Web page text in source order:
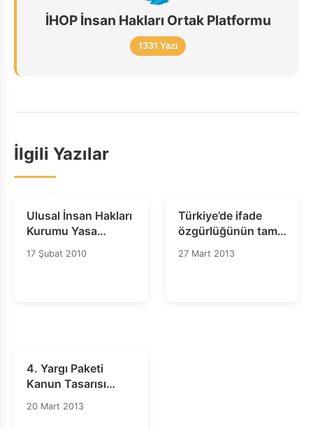
İHOP İnsan Hakları Ortak Platformu
1331 Yazı
İlgili Yazılar
Ulusal İnsan Hakları
Kurumu Yasa
Tasarısı Hakkındaki
Ortak Görüş
17 Şubat 2010
Türkiye’de ifade
özgürlüğünün tam
zamanı
27 Mart 2013
4. Yargı Paketi
Kanun Tasarısı
üzerine İHD'nin
20 Mart 2013